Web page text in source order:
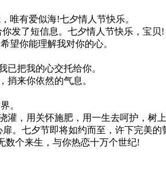
唯有爱似海!七夕情人节快乐。
发了短信息。七夕情人节快乐，宝贝!
望你能理解我对你的心。
把我的心交托给你。
来你依然的气息。
。
，用关怀施肥，用一生去呵护，树
。七夕节即将如约而至，许下完美的
数个来生，与你热恋十万个世纪!